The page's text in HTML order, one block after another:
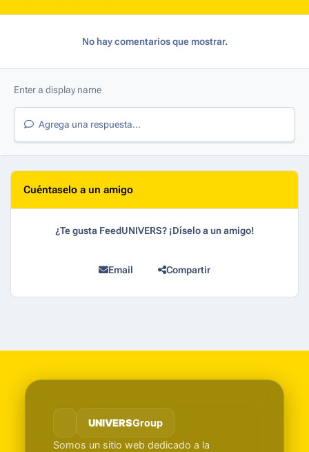
No hay comentarios que mostrar.
Agrega una respuesta...
Cuéntaselo a un amigo
¿Te gusta FeedUNIVERS? ¡Díselo a un amigo!
Email Compartir
UNIVERSGroup
Somos un sitio web dedicado a la